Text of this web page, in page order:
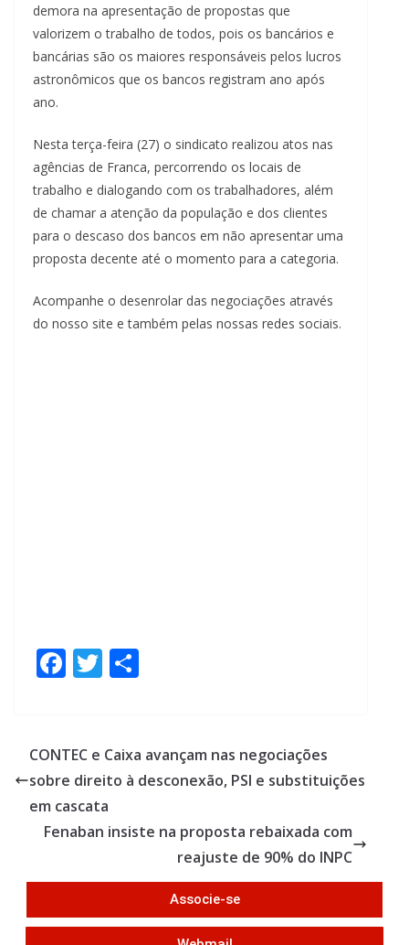
demora na apresentação de propostas que
valorizem o trabalho de todos, pois os bancários e
bancárias são os maiores responsáveis pelos lucros
astronômicos que os bancos registram ano após
ano.
Nesta terça-feira (27) o sindicato realizou atos nas
agências de Franca, percorrendo os locais de
trabalho e dialogando com os trabalhadores, além
de chamar a atenção da população e dos clientes
para o descaso dos bancos em não apresentar uma
proposta decente até o momento para a categoria.
Acompanhe o desenrolar das negociações através
do nosso site e também pelas nossas redes sociais.
F
b
o
o
k
T
er e
CONTEC e Caixa avançam nas negociações
sobre direito à desconexão, PSI e substituições
em cascata
Fenaban insiste na proposta rebaixada com
reajuste de 90% do INPC
Associe-se